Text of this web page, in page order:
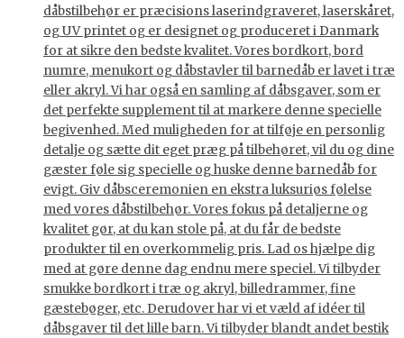
dåbstilbehør er præcisions laserindgraveret, laserskåret,
og UV printet og er designet og produceret i Danmark
for at sikre den bedste kvalitet. Vores bordkort, bord
numre, menukort og dåbstavler til barnedåb er lavet i træ
eller akryl. Vi har også en samling af dåbsgaver, som er
det perfekte supplement til at markere denne specielle
begivenhed. Med muligheden for at tilføje en personlig
detalje og sætte dit eget præg på tilbehøret, vil du og dine
gæster føle sig specielle og huske denne barnedåb for
evigt. Giv dåbsceremonien en ekstra luksuriøs følelse
med vores dåbstilbehør. Vores fokus på detaljerne og
kvalitet gør, at du kan stole på, at du får de bedste
produkter til en overkommelig pris. Lad os hjælpe dig
med at gøre denne dag endnu mere speciel. Vi tilbyder
smukke bordkort i træ og akryl, billedrammer, fine
gæstebøger, etc. Derudover har vi et væld af idéer til
dåbsgaver til det lille barn. Vi tilbyder blandt andet bestik